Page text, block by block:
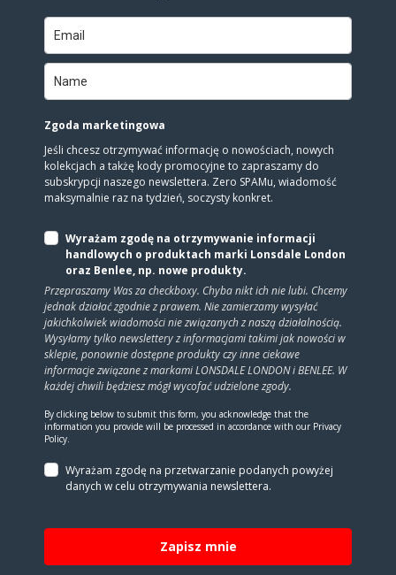
Zgoda marketingowa
Jeśli chcesz otrzymywać informację o nowościach, nowych
kolekcjach a takżę kody promocyjne to zapraszamy do
subskrypcji naszego newslettera. Zero SPAMu, wiadomość
maksymalnie raz na tydzień, soczysty konkret.
Wyrażam zgodę na otrzymywanie informacji
handlowych o produktach marki Lonsdale London
oraz Benlee, np. nowe produkty.
Przepraszamy Was za checkboxy. Chyba nikt ich nie lubi. Chcemy
jednak działać zgodnie z prawem. Nie zamierzamy wysyłać
jakichkolwiek wiadomości nie związanych z naszą działalnością.
Wysyłamy tylko newslettery z informacjami takimi jak nowości w
sklepie, ponownie dostępne produkty czy inne ciekawe
informacje związane z markami LONSDALE LONDON i BENLEE. W
każdej chwili będziesz mógł wycofać udzielone zgody.
By clicking below to submit this form, you acknowledge that the
information you provide will be processed in accordance with our Privacy
Policy.
Wyrażam zgodę na prze­twa­rza­nie po­da­nych powyżej
danych w celu otrzy­my­wa­nia new­slet­tera.
Zapisz mnie